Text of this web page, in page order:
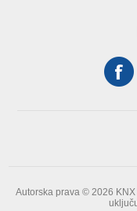
Autorska prava © 2026